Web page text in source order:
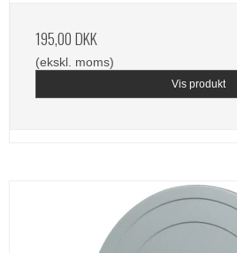
195,00 DKK
(ekskl. moms)
Vis produkt